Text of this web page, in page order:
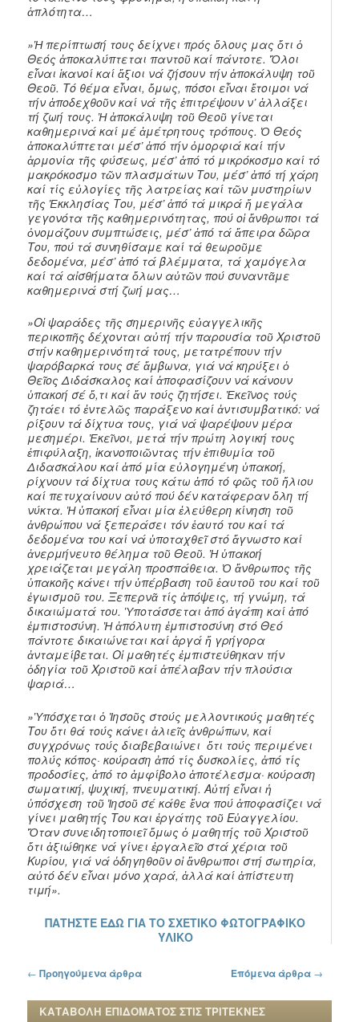
ἁπλότητα…
»Ἡ περίπτωσή τους δείχνει πρός ὅλους μας ὅτι ὁ
Θεός ἀποκαλύπτεται παντοῦ καί πάντοτε. Ὅλοι
εἶναι ἱκανοί καί ἄξιοι νά ζήσουν τήν ἀποκάλυψη τοῦ
Θεοῦ. Τό θέμα εἶναι, ὅμως, πόσοι εἶναι ἕτοιμοι νά
τήν ἀποδεχθοῦν καί νά τῆς ἐπιτρέψουν ν’ ἀλλάξει
τή ζωή τους. Ἡ ἀποκάλυψη τοῦ Θεοῦ γίνεται
καθημερινά καί μέ ἀμέτρητους τρόπους. Ὁ Θεός
ἀποκαλύπτεται μέσ’ ἀπό τήν ὀμορφιά καί τήν
ἁρμονία τῆς φύσεως, μέσ’ ἀπό τό μικρόκοσμο καί τό
μακρόκοσμο τῶν πλασμάτων Του, μέσ’ ἀπό τή χάρη
καί τίς εὐλογίες τῆς λατρείας καί τῶν μυστηρίων
τῆς Ἐκκλησίας Του, μέσ’ ἀπό τά μικρά ἤ μεγάλα
γεγονότα τῆς καθημερινότητας, πού οἱ ἄνθρωποι τά
ὀνομάζουν συμπτώσεις, μέσ’ ἀπό τά ἄπειρα δῶρα
Του, πού τά συνηθίσαμε καί τά θεωροῦμε
δεδομένα, μέσ’ ἀπό τά βλέμματα, τά χαμόγελα
καί τά αἰσθήματα ὅλων αὐτῶν πού συναντᾶμε
καθημερινά στή ζωή μας…
»Οἱ ψαράδες τῆς σημερινῆς εὐαγγελικῆς
περικοπῆς δέχονται αὐτή τήν παρουσία τοῦ Χριστοῦ
στήν καθημερινότητά τους, μετατρέπουν τήν
ψαρόβαρκά τους σέ ἄμβωνα, γιά νά κηρύξει ὁ
Θεῖος Διδάσκαλος καί ἀποφασίζουν νά κάνουν
ὑπακοή σέ ὅ,τι καί ἄν τούς ζητήσει. Ἐκεῖνος τούς
ζητάει τό ἐντελῶς παράξενο καί ἀντισυμβατικό: νά
ρίξουν τά δίχτυα τους, γιά νά ψαρέψουν μέρα
μεσημέρι. Ἐκεῖνοι, μετά τήν πρώτη λογική τους
ἐπιφύλαξη, ἱκανοποιῶντας τήν ἐπιθυμία τοῦ
Διδασκάλου καί ἀπό μία εὐλογημένη ὑπακοή,
ρίχνουν τά δίχτυα τους κάτω ἀπό τό φῶς τοῦ ἥλιου
καί πετυχαίνουν αὐτό πού δέν κατάφεραν ὅλη τή
νύκτα. Ἡ ὑπακοή εἶναι μία ἐλεύθερη κίνηση τοῦ
ἀνθρώπου νά ξεπεράσει τόν ἑαυτό του καί τά
δεδομένα του καί νά ὑποταχθεῖ στό ἄγνωστο καί
ἀνερμήνευτο θέλημα τοῦ Θεοῦ. Ἡ ὑπακοή
χρειάζεται μεγάλη προσπάθεια. Ὁ ἄνθρωπος τῆς
ὑπακοῆς κάνει τήν ὑπέρβαση τοῦ ἑαυτοῦ του καί τοῦ
ἐγωισμοῦ του. Ξεπερνᾶ τίς ἀπόψεις, τή γνώμη, τά
δικαιώματά του. Ὑποτάσσεται ἀπό ἀγάπη καί ἀπό
ἐμπιστοσύνη. Ἡ ἀπόλυτη ἐμπιστοσύνη στό Θεό
πάντοτε δικαιώνεται καί ἀργά ἤ γρήγορα
ἀνταμείβεται. Οἱ μαθητές ἐμπιστεύθηκαν τήν
ὁδηγία τοῦ Χριστοῦ καί ἀπέλαβαν τήν πλούσια
ψαριά…
»Ὑπόσχεται ὁ Ἰησοῦς στούς μελλοντικούς μαθητές
Του ὅτι θά τούς κάνει ἁλιεῖς ἀνθρώπων, καί
συγχρόνως τούς διαβεβαιώνει ὅτι τούς περιμένει
πολύς κόπος· κούραση ἀπό τίς δυσκολίες, ἀπό τίς
προδοσίες, ἀπό το ἀμφίβολο ἀποτέλεσμα· κούραση
σωματική, ψυχική, πνευματική. Αὐτή εἶναι ἡ
ὑπόσχεση τοῦ Ἰησοῦ σέ κάθε ἕνα πού ἀποφασίζει νά
γίνει μαθητής Του και ἐργάτης τοῦ Εὐαγγελίου.
Ὅταν συνειδητοποιεῖ ὅμως ὁ μαθητής τοῦ Χριστοῦ
ὅτι ἀξιώθηκε νά γίνει ἐργαλεῖο στά χέρια τοῦ
Κυρίου, γιά νά ὁδηγηθοῦν οἱ ἄνθρωποι στή σωτηρία,
αὐτό δέν εἶναι μόνο χαρά, ἀλλά καί ἀπίστευτη
τιμή».
ΠΑΤΗΣΤΕ ΕΔΩ ΓΙΑ ΤΟ ΣΧΕΤΙΚΟ ΦΩΤΟΓΡΑΦΙΚΟ
ΥΛΙΚΟ
Πλοήγηση στα άρθρα
← Προηγούμενα άρθρα Επόμενα άρθρα →
ΚΑΤΑΒΟΛΗ ΕΠΙΔΟΜΑΤΟΣ ΣΤΙΣ ΤΡΙΤΕΚΝΕΣ